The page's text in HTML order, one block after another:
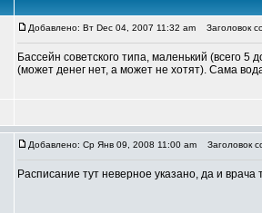
Добавлено: Вт Dec 04, 2007 11:32 am Заголовок
Бассейн советского типа, маленький (всего
(может денег нет, а может не хотят). Сама
Добавлено: Ср Янв 09, 2008 11:00 am Заголовок
Расписание тут неверное указано, да и врача